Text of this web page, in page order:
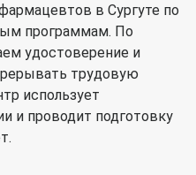
в Сургуте по
программам. По
удостоверение и
трудовую
использует
и проводит подготовку